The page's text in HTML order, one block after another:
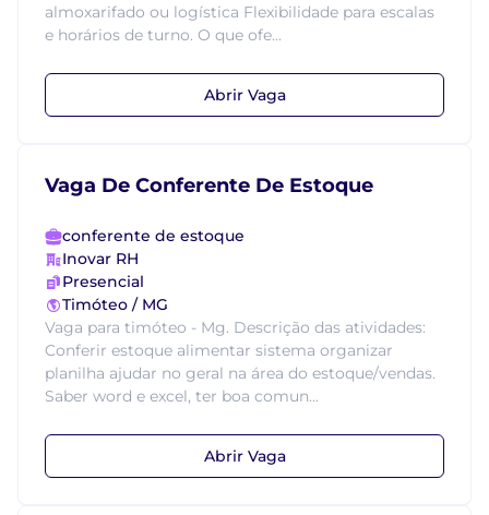
almoxarifado ou logística Flexibilidade para escalas
e horários de turno. O que ofe...
Abrir Vaga
Vaga De Conferente De Estoque
conferente de estoque
Inovar RH
Presencial
Timóteo / MG
Vaga para timóteo - Mg. Descrição das atividades:
Conferir estoque alimentar sistema organizar
planilha ajudar no geral na área do estoque/vendas.
Saber word e excel, ter boa comun...
Abrir Vaga